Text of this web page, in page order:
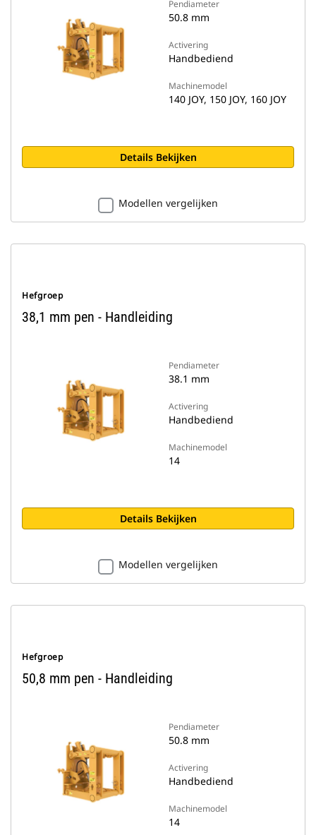
Pendiameter
50.8 mm
Activering
Handbediend
Machinemodel
140 JOY, 150 JOY, 160 JOY
Details Bekijken
Modellen vergelijken
Hefgroep
38,1 mm pen - Handleiding
Pendiameter
38.1 mm
Activering
Handbediend
Machinemodel
14
Details Bekijken
Modellen vergelijken
Hefgroep
50,8 mm pen - Handleiding
Pendiameter
50.8 mm
Activering
Handbediend
Machinemodel
14